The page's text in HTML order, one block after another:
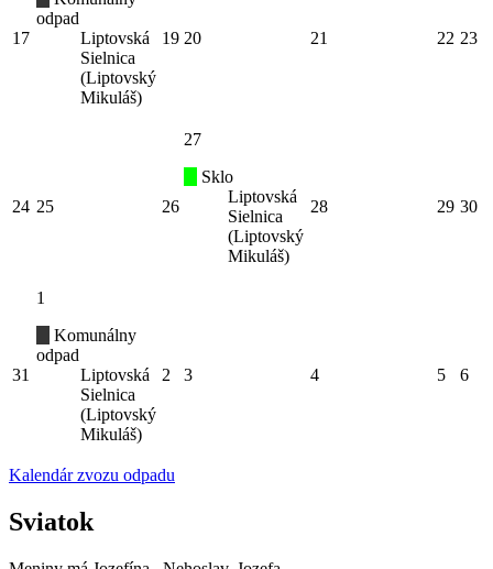
17
odpad
Liptovská
Sielnica
(Liptovský
Mikuláš)
19 20 21 22 23
24 25 26
27
Sklo
Liptovská
Sielnica
(Liptovský
Mikuláš)
28 29 30
31
1
Komunálny
odpad
Liptovská
Sielnica
(Liptovský
Mikuláš)
2 3 4 5 6
Kalendár zvozu odpadu
Sviatok